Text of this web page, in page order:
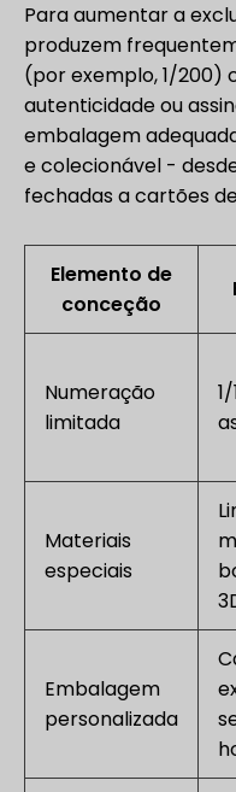
Para aumentar a
produzem
(por exemplo, 1/200)
autenticidade ou
embalagem
e colecionável -
fechadas a cartões
Elemento de
conceção
Numeração
limitada
Materiais
especiais
Embalagem
personalizada